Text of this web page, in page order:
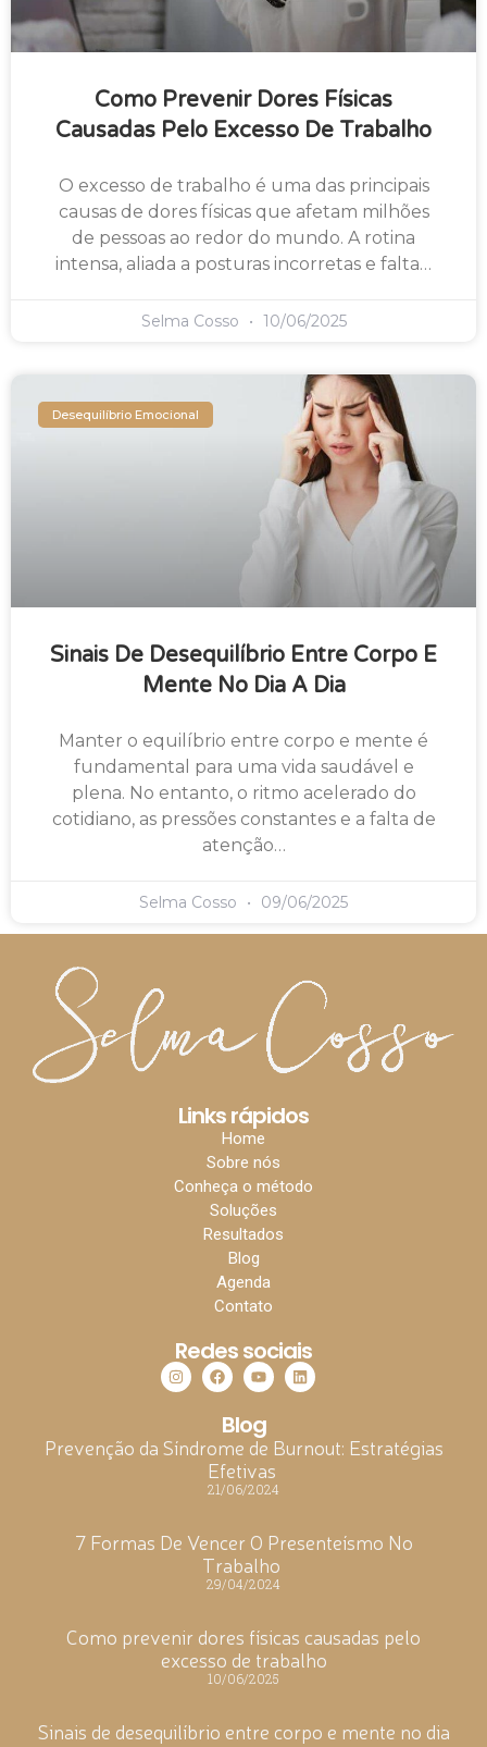
Como Prevenir Dores Físicas
Causadas Pelo Excesso De Trabalho
O excesso de trabalho é uma das principais
causas de dores físicas que afetam milhões
de pessoas ao redor do mundo. A rotina
intensa, aliada a posturas incorretas e falta…
Selma Cosso 10/06/2025
Desequilíbrio Emocional
Sinais De Desequilíbrio Entre Corpo E
Mente No Dia A Dia
Manter o equilíbrio entre corpo e mente é
fundamental para uma vida saudável e
plena. No entanto, o ritmo acelerado do
cotidiano, as pressões constantes e a falta de
atenção…
Selma Cosso 09/06/2025
Links rápidos
Home
Sobre nós
Conheça o método
Soluções
Resultados
Blog
Agenda
Contato
Redes sociais
Blog
Prevenção da Síndrome de Burnout: Estratégias
Efetivas
21/06/2024
7 Formas De Vencer O Presenteísmo No
Trabalho
29/04/2024
Como prevenir dores físicas causadas pelo
excesso de trabalho
10/06/2025
Sinais de desequilíbrio entre corpo e mente no dia